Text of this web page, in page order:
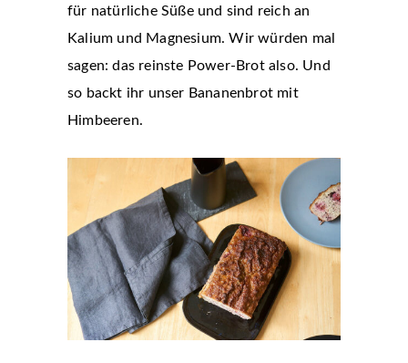
für natürliche Süße und sind reich an
Kalium und Magnesium. Wir würden mal
sagen: das reinste Power-Brot also. Und
so backt ihr unser Bananenbrot mit
Himbeeren.